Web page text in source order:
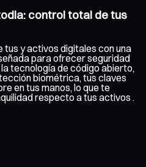
control total de tus
y activos digitales con una
para ofrecer seguridad
tecnología de código abierto,
biométrica, tus claves
en tus manos, lo que te
respecto a tus activos .